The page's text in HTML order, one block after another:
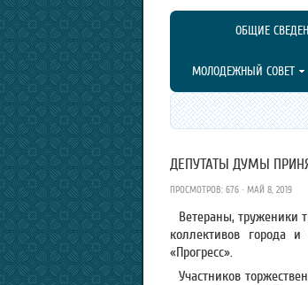
ОБЩИЕ
МОЛОДЕЖНЫЙ СОВЕТ
ДЕПУТАТЫ ДУМЫ
ПРОСМОТРОВ: 676 · МАЙ 8, 2019
Ветераны, труженики
коллективов города
«Прогресс».
Участников